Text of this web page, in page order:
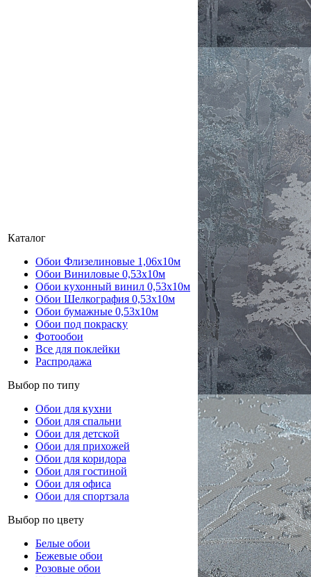
Каталог
Обои Флизелиновые 1,06х10м
Обои Виниловые 0,53х10м
Обои кухонный винил 0,53х10м
Обои Шелкография 0,53x10м
Обои бумажные 0,53х10м
Обои под покраску
Фотообои
Все для поклейки
Распродажа
Выбор по типу
Обои для кухни
Обои для спальни
Обои для детской
Обои для прихожей
Обои для коридора
Обои для гостиной
Обои для офиса
Обои для спортзала
Выбор по цвету
Белые обои
Бежевые обои
Розовые обои